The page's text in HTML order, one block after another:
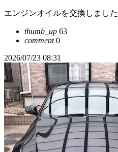
エンジンオイルを交換しました
thumb_up 63
comment0
2026/07/23 08:31